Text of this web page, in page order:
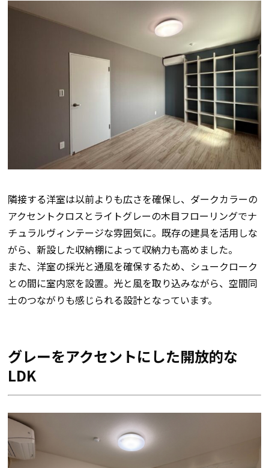
隣接する洋室は以前よりも広さを確保し、ダークカラーの
アクセントクロスとライトグレーの木目フローリングでナ
チュラルヴィンテージな雰囲気に。既存の建具を活用しな
がら、新設した収納棚によって収納力も高めました。
また、洋室の採光と通風を確保するため、シュークローク
との間に室内窓を設置。光と風を取り込みながら、空間同
士のつながりも感じられる設計となっています。
グレーをアクセントにした開放的な
LDK